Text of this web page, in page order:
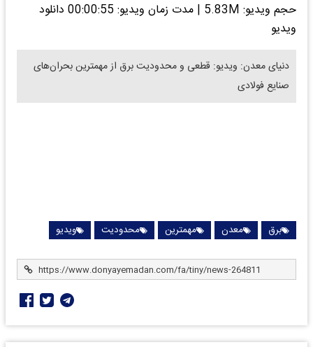
حجم ویدیو: 5.83M | مدت زمان ویدیو: 00:00:55
دانلود
ویدیو
دنیای معدن: ویدیو: قطعی و محدودیت برق از مهمترین بحران‌های
صنایع فولادی
برق معدن مهمترین محدودیت ویدیو